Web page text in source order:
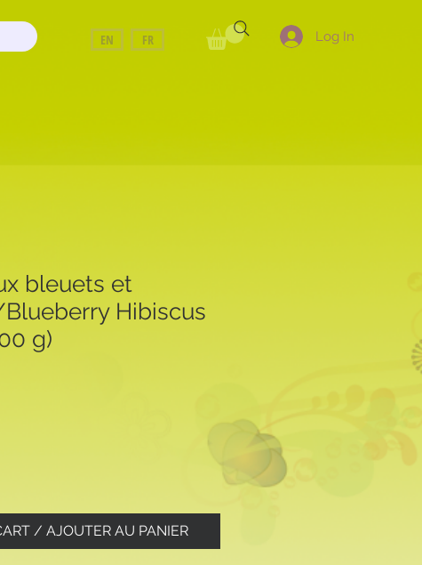
EN FR Log In
bleuets et
Hibiscus
g)
/ AJOUTER AU PANIER